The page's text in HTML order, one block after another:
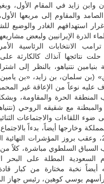
زايد في المقام الأول، وبغية
والمقاوم إلى مربعها
غرار استهدافهم الغادر
الذرة الإيرانيين ولبعض
حلت نتائجها آنذاك كالكارثة
بنيامين نتنياهو، بالنظر إلى
(بن سلمان، بن زايد، «بن
نوعاً من الإعاقة غير
المنطقة الحرة والمقاومة،
والمبطنة مع شقيقه الروحي
اللقاءات والاجتماعات
وخارجها أيضاً، بدءاً
الذي ضم في 22 نوفمبر 2020، وعقب بروز
السباق السلطوي مباشرة، كلاً
السعودية المطلة على البحر
نخبة مختارة من كبار
رأسهم يوسي كوهين، رئيس جهاز